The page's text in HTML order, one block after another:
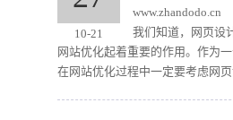
10-21
www.zhandodo.cn
我们知道，网页设
网站优化起着重要的作用。作为
在网站优化过程中一定要考虑网页